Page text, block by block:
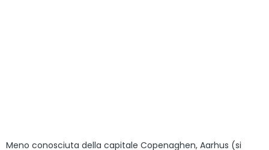
Meno conosciuta della capitale Copenaghen, Aarhus (si